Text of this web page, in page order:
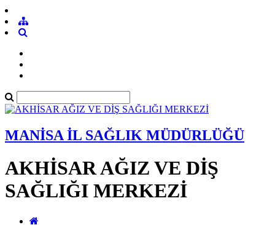
MANİSA İL SAĞLIK MÜDÜRLÜĞÜ
AKHİSAR AĞIZ VE DİŞ
SAĞLIĞI MERKEZİ